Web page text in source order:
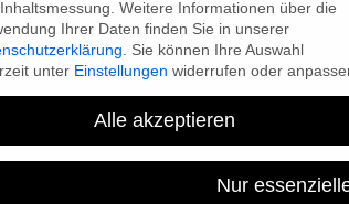
Why We
Weitere Informationen über die
Ihrer Daten finden Sie in unserer
Sie können Ihre Auswahl
unter Einstellungen widerrufen oder
Alle akzeptieren
Nur